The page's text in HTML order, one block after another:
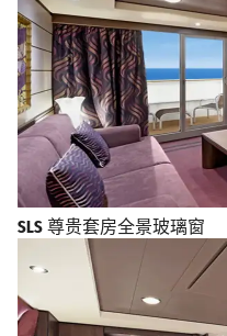
SLS 尊贵套房全景玻璃窗